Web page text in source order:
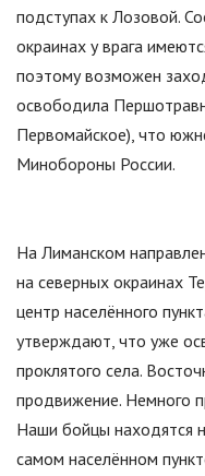
подступах к Лозовой.
окраинах у врага
поэтому возможен
освободила
Первомайское), что
Минобороны России.
На Лиманском
на северных окраинах
центр населённого
утверждают, что уже
проклятого села.
продвижение. Немного
Наши бойцы находятся
самом населённом